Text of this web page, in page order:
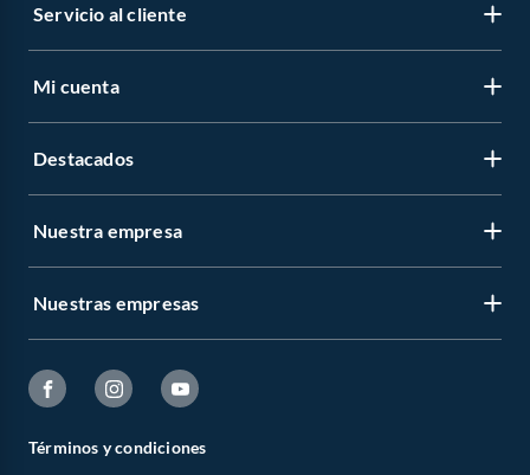
Servicio al cliente
Mi cuenta
Destacados
Nuestra empresa
Nuestras empresas
Términos y condiciones